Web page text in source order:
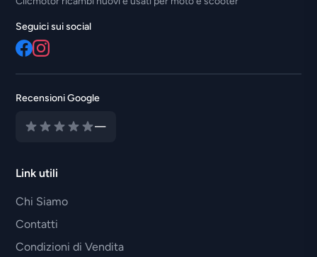
Seguici sui social
Recensioni Google
—
Link utili
Chi Siamo
Contatti
Condizioni di Vendita